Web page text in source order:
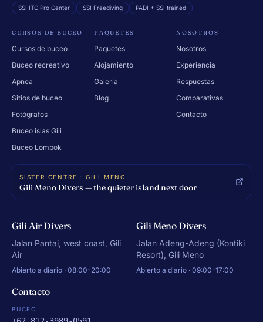
SSI ITC Pro Center SSI Freediving PADI + SSI trained
CURSOS DE BUCEO
Cursos de buceo
Buceo recreativo
Apnea
Sitios de buceo
Fotógrafos
Buceo islas Gili
Buceo Lombok
PAQUETES
Paquetes
Alojamiento
Galería
Blog
NOSOTROS
Nosotros
Experiencia
Respuestas
Comparativas
Contacto
SISTER CENTRE · GILI MENO
Gili Meno Divers — the quieter island next door
Gili Air Divers
Jalan Pantai, west coast, Gili
Air
Abierto a diario · 08:00-20:00
Gili Meno Divers
Jalan Adeng-Adeng (Kontiki
Resort), Gili Meno
Abierto a diario · 09:00-17:00
Contacto
BUCEO